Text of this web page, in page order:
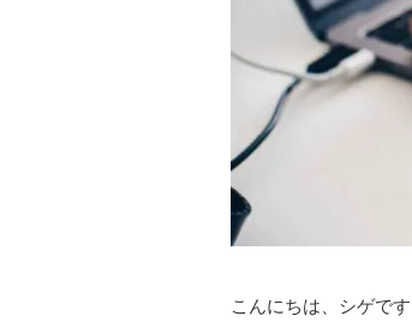
こんにちは、シゲです